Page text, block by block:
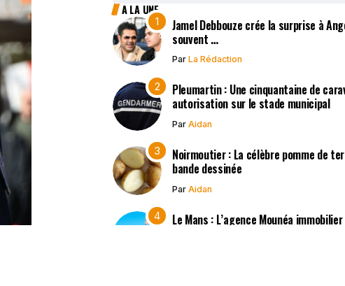
A LA UNE
Jamel Debbouze crée la surprise à
souvent …
Par La Rédaction
Pleumartin : Une cinquantaine de
autorisation sur le stade municipal
Par Aidan
Noirmoutier : La célèbre pomme de
bande dessinée
Par Aidan
Le Mans : L’agence Mounéa